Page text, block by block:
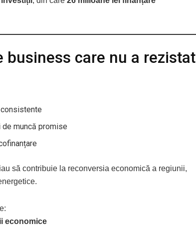
business care nu a rezistat
muncă promise
să contribuie la reconversia economică a regiunii,
economice